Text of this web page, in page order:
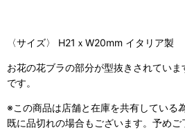
〈サイズ〉 H21ｘW20mm イタリア製
お花の花ブラの部分が型抜きされてい
です。
※この商品は店舗と在庫を共有している
既に品切れの場合もございます。予めご